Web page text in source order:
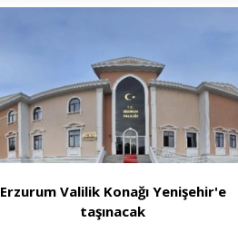
Erzurum Valilik Konağı Yenişehir'e
taşınacak